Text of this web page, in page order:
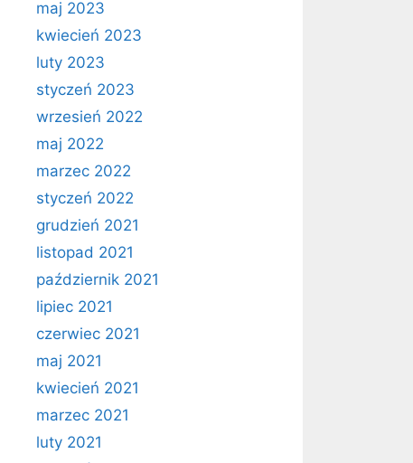
maj 2023
kwiecień 2023
luty 2023
styczeń 2023
wrzesień 2022
maj 2022
marzec 2022
styczeń 2022
grudzień 2021
listopad 2021
październik 2021
lipiec 2021
czerwiec 2021
maj 2021
kwiecień 2021
marzec 2021
luty 2021